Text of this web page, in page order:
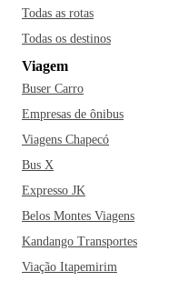
Todas as rotas
Todas os destinos
Viagem
Buser Carro
Empresas de ônibus
Viagens Chapecó
Bus X
Expresso JK
Belos Montes Viagens
Kandango Transportes
Viação Itapemirim